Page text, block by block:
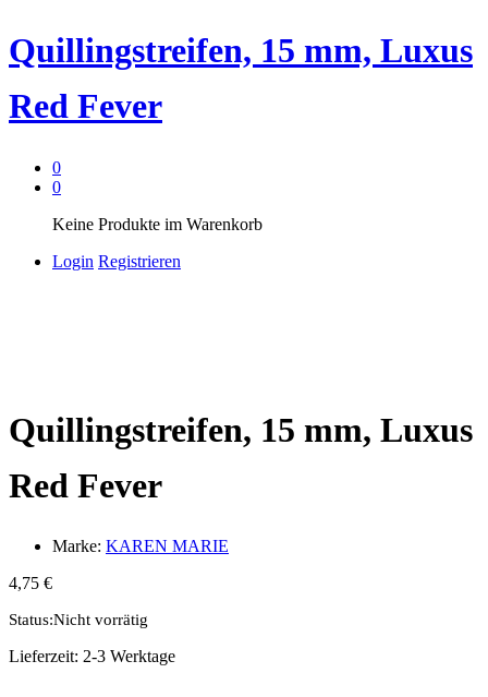
Quillingstreifen, 15 mm, Luxus
Red Fever
0
0
Keine Produkte im Warenkorb
Login Registrieren
Quillingstreifen, 15 mm, Luxus
Red Fever
Marke: KAREN MARIE
4,75 €
Status:Nicht vorrätig
Lieferzeit: 2-3 Werktage